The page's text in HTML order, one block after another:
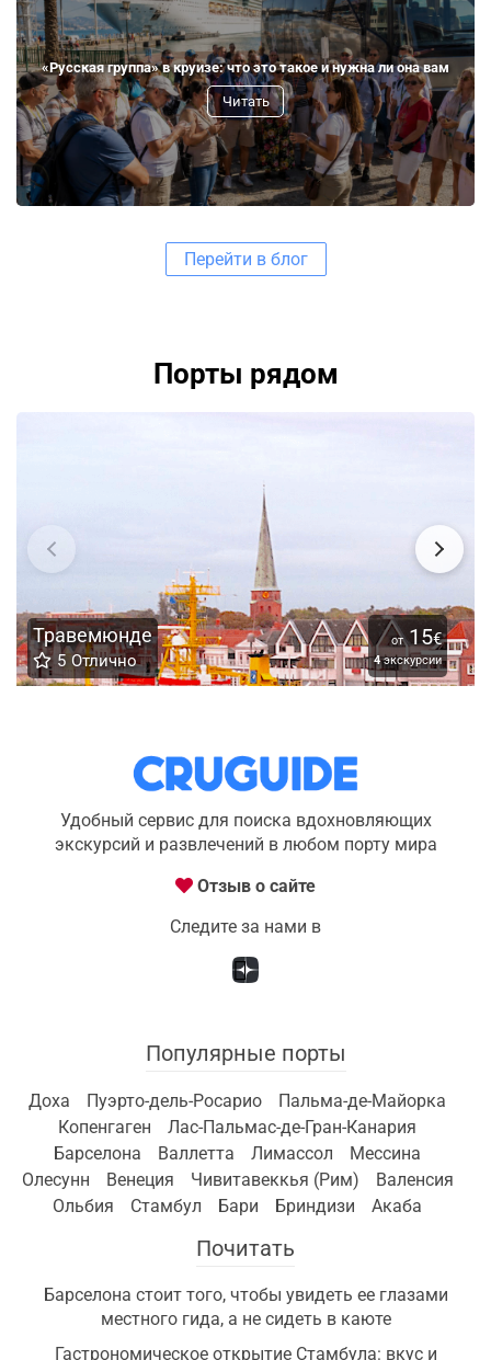
«Русская группа» в круизе: что это такое и нужна ли она вам
Читать
Перейти в блог
Порты рядом
Травемюнде
5 Отлично
от15€
4экскурсии
Удобный сервис для поиска вдохновляющих
экскурсий и развлечений в любом порту мира
Отзыв о сайте
Следите за нами в
Популярные порты
Доха Пуэрто-дель-Росарио
Пальма-де-Майорка
Копенгаген
Лас-Пальмас-де-Гран-Канария
Барселона
Валлетта Лимассол
Мессина
Олесунн
Венеция Чивитавеккья (Рим)
Валенсия
Ольбия
Стамбул Бари Бриндизи Акаба
Почитать
Барселона стоит того, чтобы увидеть ее глазами
местного гида, а не сидеть в каюте
Гастрономическое открытие Стамбула: вкус и